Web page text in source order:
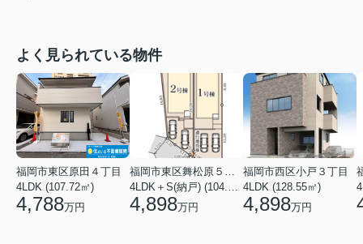
よく見られている物件
福岡市東区原田４丁目
4LDK (107.72㎡)
4,788万円 4,898万円
福岡市西区小戸３丁目
4LDK (128.55㎡)
4,898万円